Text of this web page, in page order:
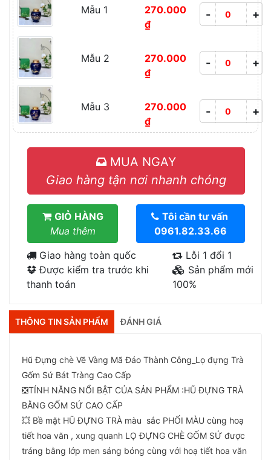
Mẫu 1
270.000
₫
- +
Mẫu 2
270.000
₫
- +
Mẫu 3
270.000
₫
- +
MUA NGAY
Giao hàng tận nơi nhanh chóng
GIỎ HÀNG
Mua thêm
Tôi cần tư vấn
0961.82.33.66
Giao hàng toàn quốc
Được kiểm tra trước khi
thanh toán
Lỗi 1 đổi 1
Sản phẩm mới
100%
THÔNG TIN SẢN PHẨM ĐÁNH GIÁ
Hũ Đựng chè Vẽ Vàng Mã Đáo Thành Công_Lọ đựng Trà
Gốm Sứ Bát Tràng Cao Cấp
❎TÍNH NĂNG NỔI BẬT CỦA SẢN PHẨM :HŨ ĐỰNG TRÀ
BẰNG GỐM SỨ CAO CẤP
💥 Bề mặt HŨ ĐỰNG TRÀ màu sắc PHỐI MÀU cùng hoạ
tiết hoa văn , xung quanh LỌ ĐỰNG CHÈ GỐM SỨ được
tráng bằng lớp men sáng bóng cùng với hoạ tiết hoa văn